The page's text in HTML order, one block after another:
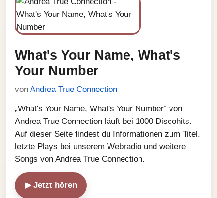
What's Your Name, What's
Your Number
von Andrea True Connection
„What's Your Name, What's Your Number“ von
Andrea True Connection läuft bei 1000 Discohits.
Auf dieser Seite findest du Informationen zum Titel,
letzte Plays bei unserem Webradio und weitere
Songs von Andrea True Connection.
▶ Jetzt hören